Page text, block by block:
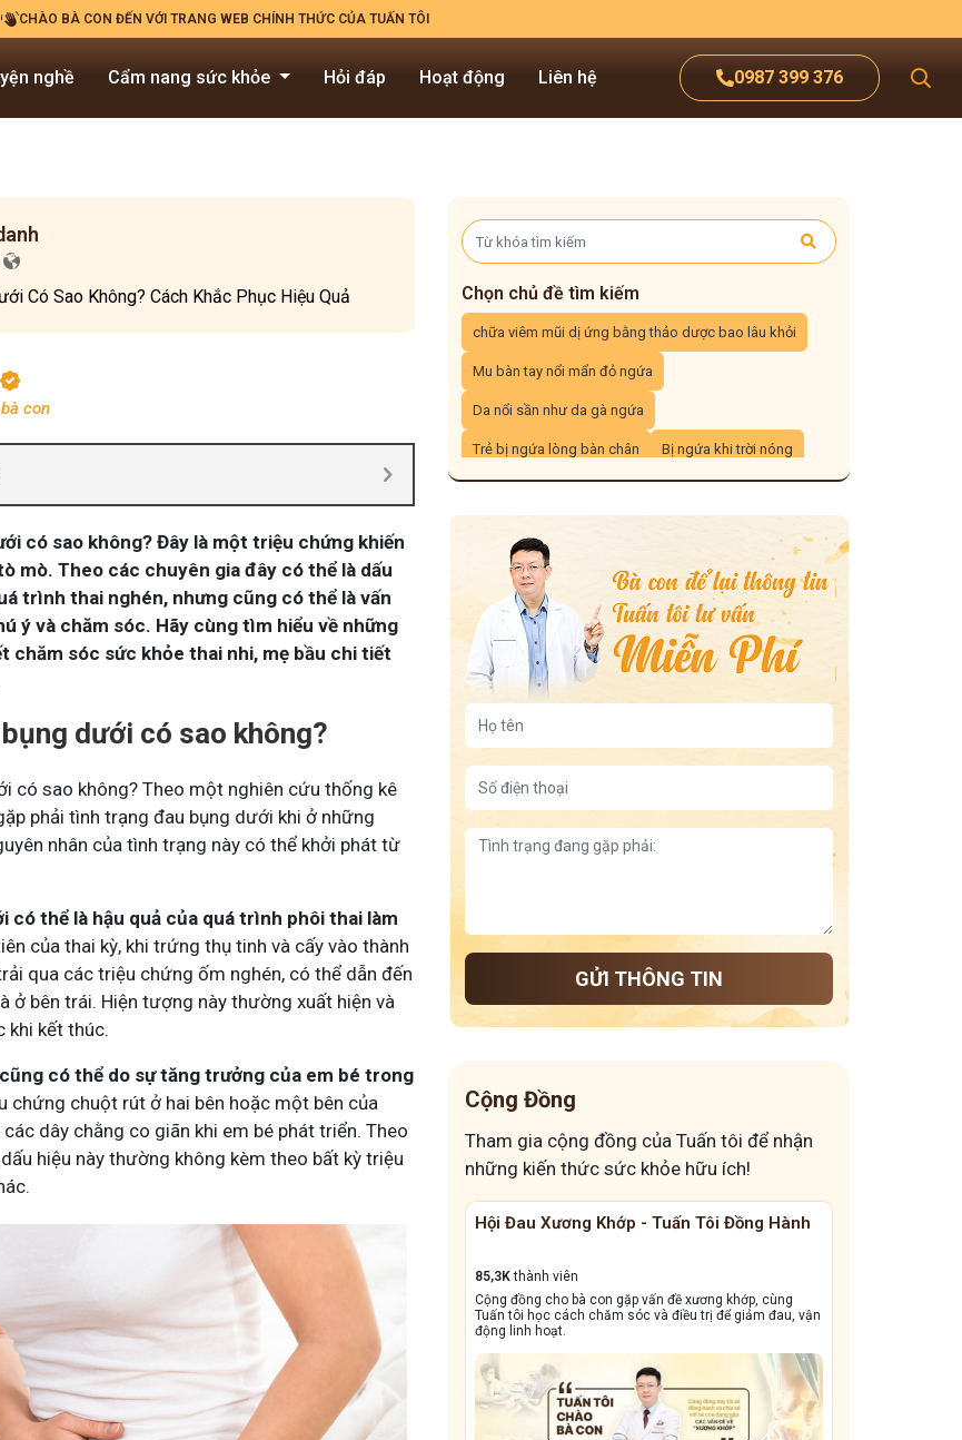
CHÀO BÀ CON ĐẾN VỚI TRANG WEB CHÍNH THỨC CỦA TUẤN TÔI
0987 399 376
nghề Cẩm nang sức khỏe Hỏi đáp Hoạt động Liên hệ
Có Sao Không? Cách Khắc Phục Hiệu Quả
con
có sao không? Đây là một triệu chứng khiến
mò. Theo các chuyên gia đây có thể là dấu
trình thai nghén, nhưng cũng có thể là vấn
ý và chăm sóc. Hãy cùng tìm hiểu về những
chăm sóc sức khỏe thai nhi, mẹ bầu chi tiết
dưới có sao không?
có sao không? Theo một nghiên cứu thống kê
phải tình trạng đau bụng dưới khi ở những
nhân của tình trạng này có thể khởi phát từ
có thể là hậu quả của quá trình phôi thai làm
của thai kỳ, khi trứng thụ tinh và cấy vào thành
qua các triệu chứng ốm nghén, có thể dẫn đến
ở bên trái. Hiện tượng này thường xuất hiện và
khi kết thúc.
có thể do sự tăng trưởng của em bé trong
chứng chuột rút ở hai bên hoặc một bên của
dây chằng co giãn khi em bé phát triển. Theo
hiệu này thường không kèm theo bất kỳ triệu
Chọn chủ đề tìm kiếm
chữa viêm mũi dị ứng bằng thảo dược bao lâu khỏi
Mu bàn tay nổi mẩn đỏ ngứa
Da nổi sần như da gà ngứa
Trẻ bị ngứa lòng bàn chân Bị ngứa khi trời nóng
Dấu hiệu mang thai có đau bụng dưới không
Cuống lưỡi nổi mụn trắng Đau bụng kinh mấy ngày
trẻ đổ mồ hôi đầu khi ngủ
GỬI THÔNG TIN
Cộng Đồng
Tham gia cộng đồng của Tuấn tôi để nhận
những kiến thức sức khỏe hữu ích!
Y diệu thuốc nam
chia sẻ với bà con về chuyện thuốc Nam, về
thức sức khỏe và cách chăm sóc bản
Hội Đau Xương Khớp - Tuấn Tôi Đồng Hành
thành viên
Cộng đồng cho bà con gặp vấn đề xương khớp, cùng
Tuấn tôi học cách chăm sóc và điều trị để giảm đau, vận
động linh hoạt.
Cộng Đồng Chữa Bệnh Tai Mũi Họng
Cộng đồng này sẽ giúp bà con đẩy lùi tình
dẳng, viêm xoang tái phát triền miền, amidan